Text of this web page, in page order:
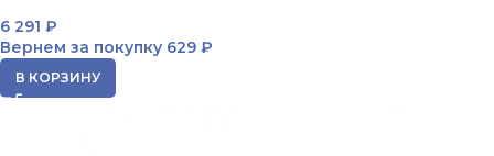
6 291 ₽
Вернем за покупку 629 ₽
В КОРЗИНУ